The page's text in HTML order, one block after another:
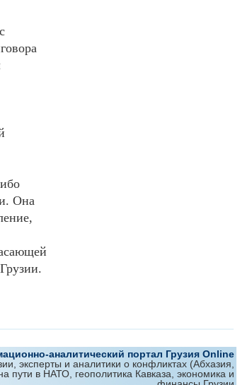
Она
аналитический портал Грузия Online
эксперты и аналитики о конфликтах (Абхазия,
пути в НАТО, геополитика Кавказа, экономика и